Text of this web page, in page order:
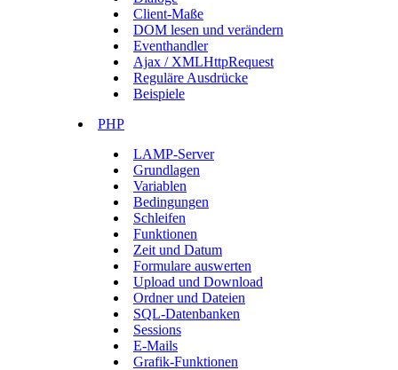
Client-Maße
DOM lesen und verändern
Eventhandler
Ajax / XMLHttpRequest
Reguläre Ausdrücke
Beispiele
PHP
LAMP-Server
Grundlagen
Variablen
Bedingungen
Schleifen
Funktionen
Zeit und Datum
Formulare auswerten
Upload und Download
Ordner und Dateien
SQL-Datenbanken
Sessions
E-Mails
Grafik-Funktionen